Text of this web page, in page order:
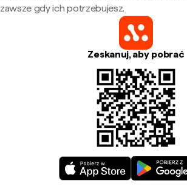
zawsze gdy ich potrzebujesz.
Zeskanuj, aby pobrać